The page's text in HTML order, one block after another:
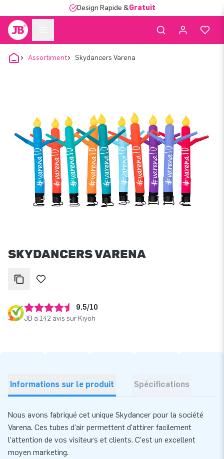
Design Rapide &Gratuit
Assortiment Skydancers Varena
SKYDANCERS VARENA
9.5/10
JB a 142 avis sur Kiyoh
Informations sur le produit Spécifications
Nous avons fabriqué cet unique Skydancer pour la société
Varena. Ces tubes d'air permettent d'attirer facilement
l'attention de vos visiteurs et clients. C'est un excellent
moyen marketing.